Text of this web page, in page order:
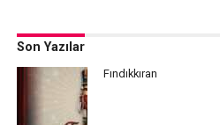
Son Yazılar
Fındıkkıran